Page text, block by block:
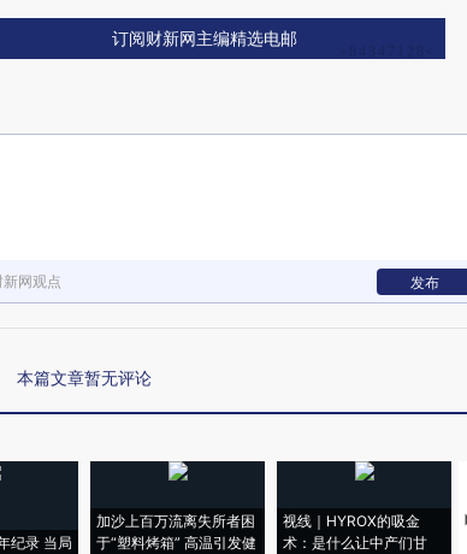
订阅财新网主编精选电邮
网观点 发布
本篇文章暂无评论
纪录 当局
加沙上百万流离失所者困
于“塑料烤箱” 高温引发健
视线｜HYROX的吸金
术：是什么让中产们甘